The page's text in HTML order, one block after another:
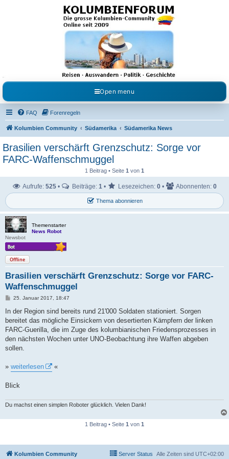
Kolumbienforum - Das
grosse Forum der
Freunde Kolumbiens
Reisen, Auswandern, Kultur, Politik, Geschichte und Visum in Kolumbien und Venezuela.
Austausch, Erfahrungen und Gemeinschaft im Kolumbienforum
Open menu
FAQ Forenregeln
Kolumbien Community Südamerika Südamerika News
Brasilien verschärft Grenzschutz: Sorge vor
FARC-Waffenschmuggel
1 Beitrag • Seite 1 von 1
Thema abonnieren
Aufrufe: 525 • Beiträge: 1 • Lesezeichen: 0 • Abonnenten: 0
Themenstarter
News Robot
Newsbot
Offline
Brasilien verschärft Grenzschutz: Sorge vor FARC-
Waffenschmuggel
B
r
a
25. Januar 2017, 18:47
In der Region sind bereits rund 21'000 Soldaten stationiert. Sorgen
bereitet das mögliche Einsickern von desertierten Kämpfern der linken
FARC-Guerilla, die im Zuge des kolumbianischen Friedensprozesses in
den nächsten Wochen unter UNO-Beobachtung ihre Waffen abgeben
sollen.
» weiterlesen «
Blick
Du machst einen simplen Roboter glücklich. Vielen Dank!
1 Beitrag • Seite 1 von 1
Kolumbien Community Alle Zeiten sind UTC+02:00
Server Status